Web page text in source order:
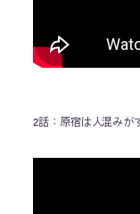
2話：原宿は人混みが